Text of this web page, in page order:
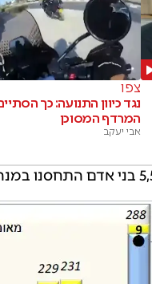
צפו
נגד כיוון התנועה: כך
המרדף המסוכן
אבי יעקב